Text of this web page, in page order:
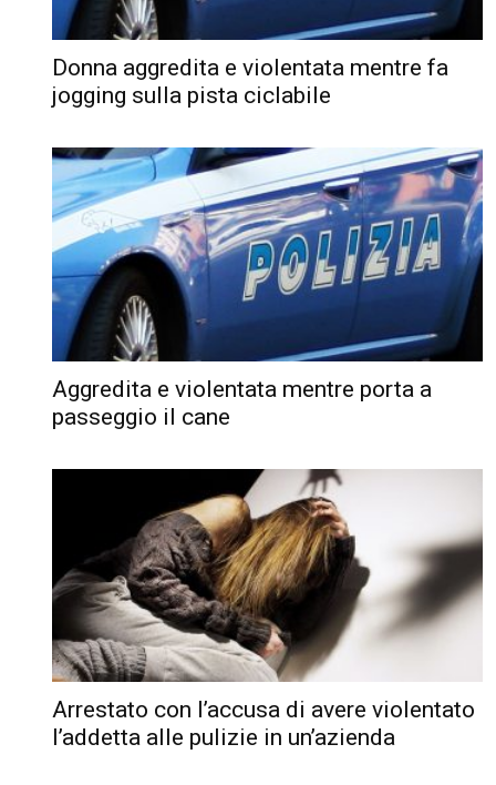
Donna aggredita e violentata mentre fa
jogging sulla pista ciclabile
Aggredita e violentata mentre porta a
passeggio il cane
Arrestato con l’accusa di avere violentato
l’addetta alle pulizie in un’azienda